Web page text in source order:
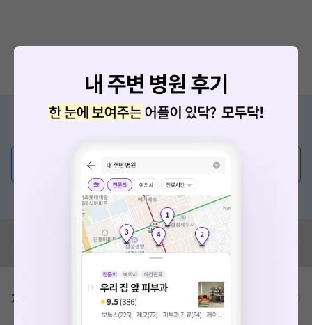
증상/치료, 궁금한 점이 있나요?
💬 무엇이든 물어보세요
혹은, 의료상담 서비스에 다양한 게시글 보러가기
혹시 잘못된 병원정보가 있나요?
모두닥 팀에 알려주세요!
가격표 비급여/급여 진료란?